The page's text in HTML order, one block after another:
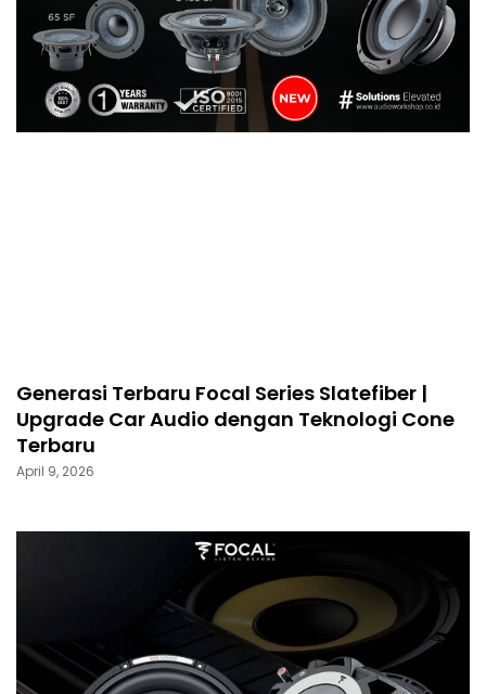
Generasi Terbaru Focal Series Slatefiber |
Upgrade Car Audio dengan Teknologi Cone
Terbaru
April 9, 2026